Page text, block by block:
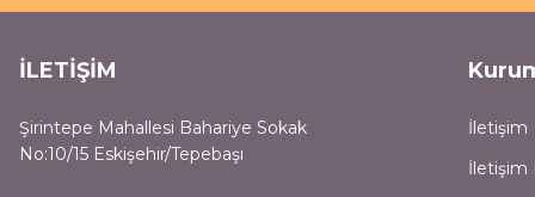
İLETİŞİM
Şirintepe Mahallesi Bahariye Sokak
No:10/15 Eskişehir/Tepebaşı
İletişim
İletişim